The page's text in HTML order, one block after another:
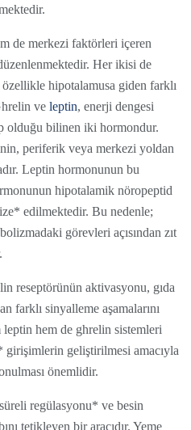
de merkezi faktörleri içeren
Her ikisi de
hipotalamusa giden farklı
ve leptin, enerji dengesi
olduğu bilinen iki hormondur.
periferik veya merkezi yoldan
Leptin hormonunun bu
hipotalamik nöropeptid
edilmektedir. Bu nedenle;
görevleri açısından zıt
reseptörünün aktivasyonu, gıda
farklı sinyalleme aşamalarını
leptin hem de ghrelin sistemleri
geliştirilmesi amacıyla
önemlidir.
regülasyonu* ve besin
tetikleyen bir aracıdır. Yeme